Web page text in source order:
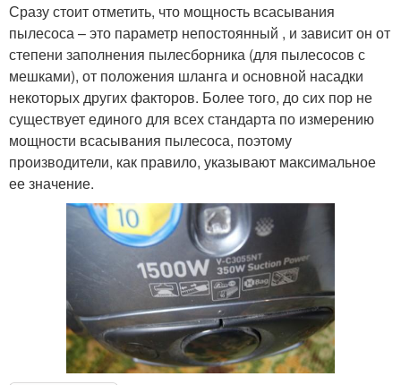
Сразу стоит отметить, что мощность всасывания
пылесоса – это параметр непостоянный , и зависит он от
степени заполнения пылесборника (для пылесосов с
мешками), от положения шланга и основной насадки
некоторых других факторов. Более того, до сих пор не
существует единого для всех стандарта по измерению
мощности всасывания пылесоса, поэтому
производители, как правило, указывают максимальное
ее значение.